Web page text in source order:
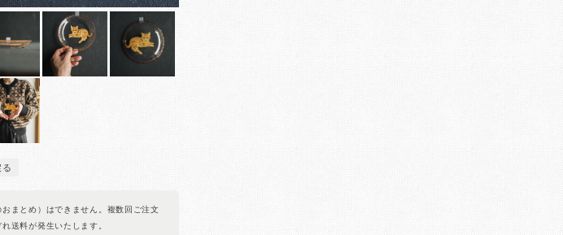
る
おまとめ）はできません。複数回ご注文
送料が発生いたします。